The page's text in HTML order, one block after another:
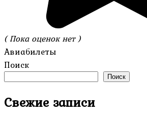
( Пока оценок нет )
Авиабилеты
Поиск
Поиск
Свежие записи